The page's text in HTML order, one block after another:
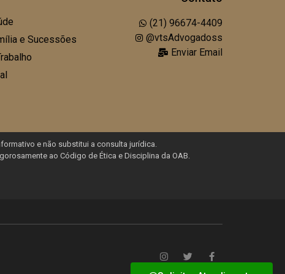
e Sucessões
(21) 96674-4409
@vtsAdvogadoss
Enviar Email
e não substitui a consulta jurídica.
ao Código de Ética e Disciplina da OAB.